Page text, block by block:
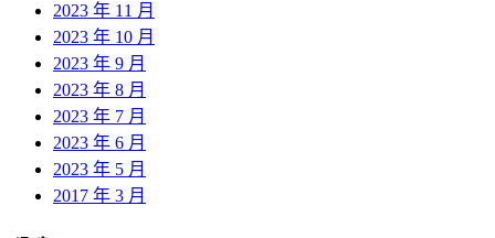
2023 年 11 月
2023 年 10 月
2023 年 9 月
2023 年 8 月
2023 年 7 月
2023 年 6 月
2023 年 5 月
2017 年 3 月